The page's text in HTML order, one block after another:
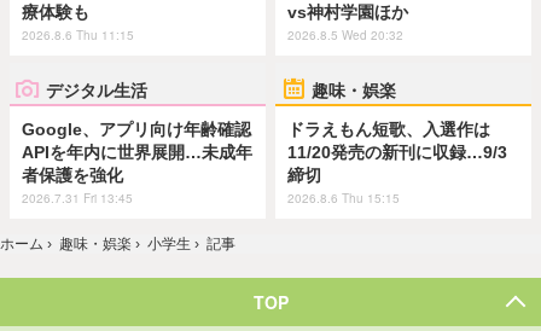
療体験も
2026.8.6 Thu 11:15
vs神村学園ほか
2026.8.5 Wed 20:32
デジタル生活
Google、アプリ向け年齢確認
APIを年内に世界展開…未成年
者保護を強化
2026.7.31 Fri 13:45
趣味・娯楽
ドラえもん短歌、入選作は
11/20発売の新刊に収録…9/3
締切
2026.8.6 Thu 15:15
ホーム › 趣味・娯楽 › 小学生 › 記事
TOP